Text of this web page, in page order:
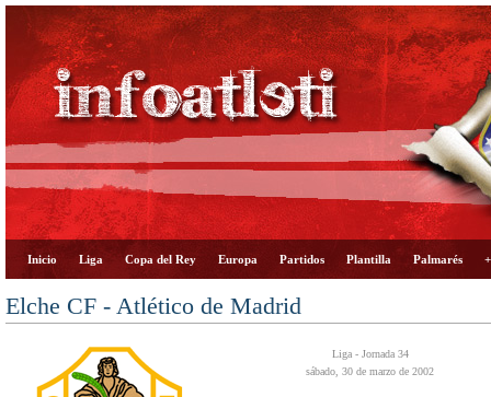
Inicio Liga Copa del Rey Europa Partidos Plantilla Palmarés
Elche CF - Atlético de Madrid
Liga - Jornada 34
sábado, 30 de marzo de 2002